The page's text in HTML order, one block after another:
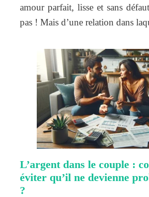
amour parfait, lisse et sans
pas ! Mais d’une relation dans
L’argent dans le couple :
éviter qu’il ne devienne
?